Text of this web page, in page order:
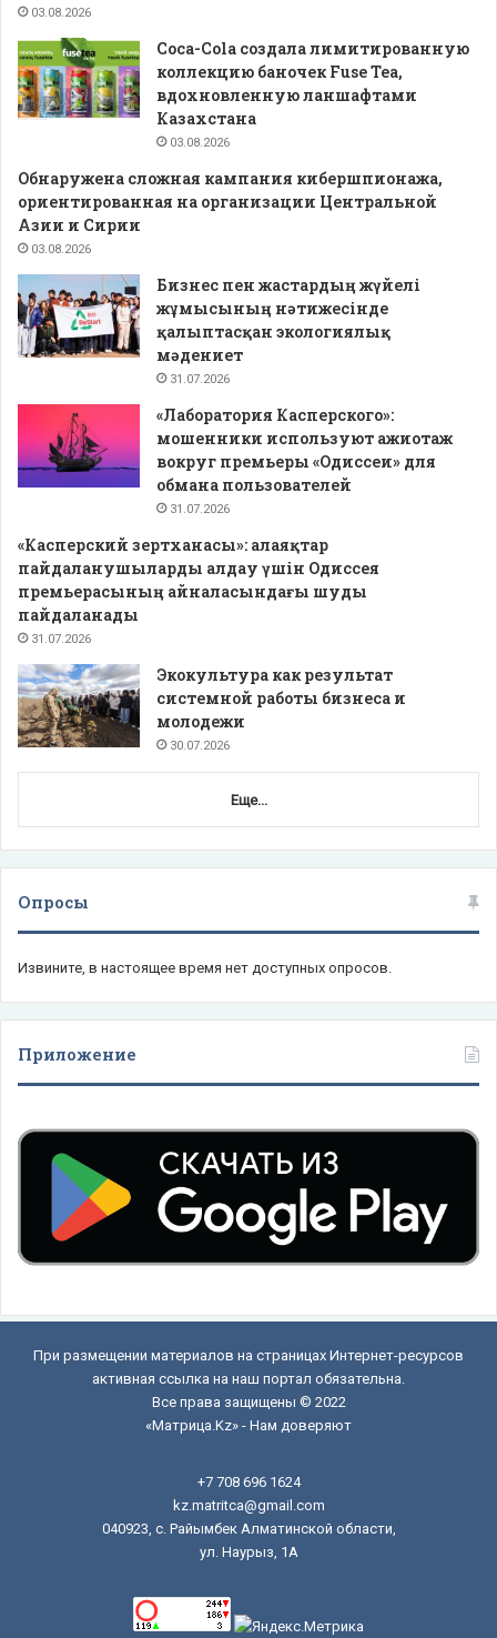
03.08.2026
Coca-Cola создала лимитированную
коллекцию баночек Fuse Tea,
вдохновленную ланшафтами
Казахстана
03.08.2026
Обнаружена сложная кампания кибершпионажа,
ориентированная на организации Центральной
Азии и Сирии
03.08.2026
Бизнес пен жастардың жүйелі
жұмысының нәтижесінде
қалыптасқан экологиялық
мәдениет
31.07.2026
«Лаборатория Касперского»:
мошенники используют ажиотаж
вокруг премьеры «Одиссеи» для
обмана пользователей
31.07.2026
«Касперский зертханасы»: алаяқтар
пайдаланушыларды алдау үшін Одиссея
премьерасының айналасындағы шуды
пайдаланады
31.07.2026
Экокультура как результат
системной работы бизнеса и
молодежи
30.07.2026
Еще...
Опросы
Извините, в настоящее время нет доступных опросов.
Приложение
При размещении материалов на страницах Интернет-ресурсов
активная ссылка на наш портал обязательна.
Все права защищены © 2022
«Матрица.Kz» - Нам доверяют
+7 708 696 1624
kz.matritca@gmail.com
040923, с. Райымбек Алматинской области,
ул. Наурыз, 1А